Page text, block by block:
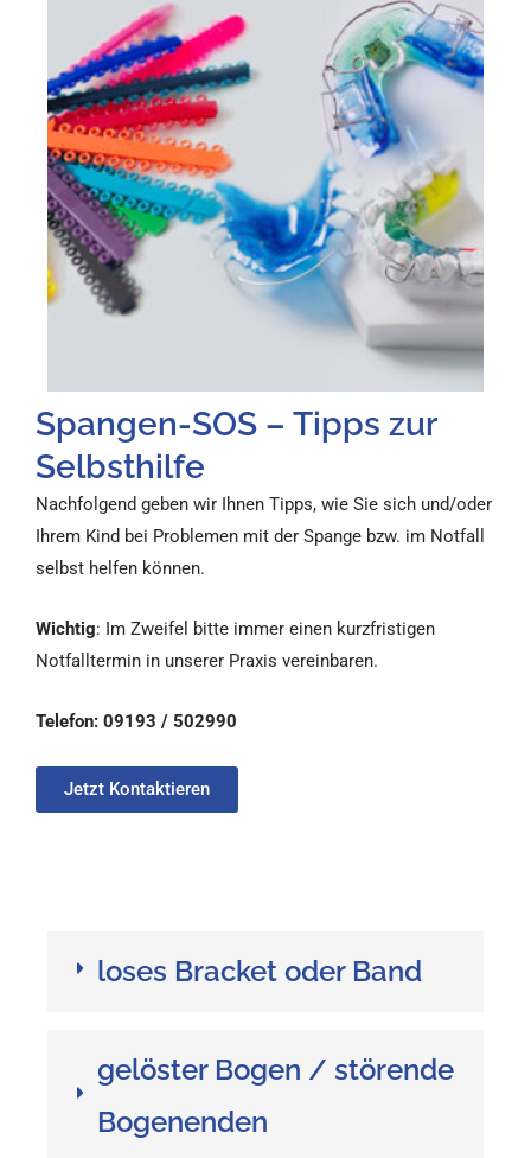
Spangen-SOS – Tipps zur
Selbsthilfe
Nachfolgend geben wir Ihnen Tipps, wie Sie sich und/oder
Ihrem Kind bei Problemen mit der Spange bzw. im Notfall
selbst helfen können.
Wichtig: Im Zweifel bitte immer einen kurzfristigen
Notfalltermin in unserer Praxis vereinbaren.
Telefon: 09193 / 502990
Jetzt Kontaktieren
loses Bracket oder Band
gelöster Bogen / störende
Bogenenden